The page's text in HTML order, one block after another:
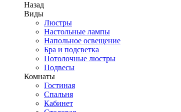
Назад
Виды
Люстры
Настольные лампы
Напольное освещение
Бра и подсветка
Потолочные люстры
Подвесы
Комнаты
Гостиная
Спальня
Кабинет